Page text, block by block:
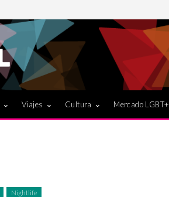
Viajes Cultura Mercado LGBT+
Nightlife